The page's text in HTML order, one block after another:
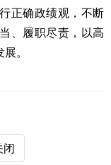
正确政绩观，不断
履职尽责 ，
以高
。
闭